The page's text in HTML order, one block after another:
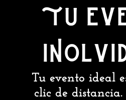
tu
Tu evento ideal
clic de